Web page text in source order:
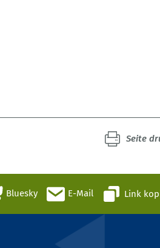
Seite
Bluesky E-Mail Link